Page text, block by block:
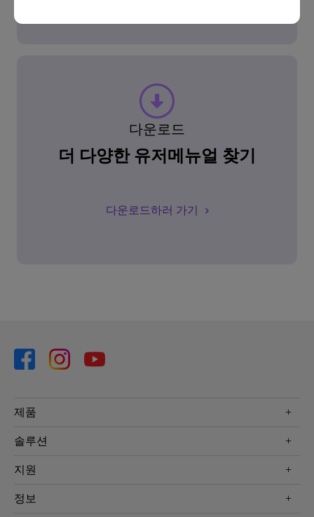
다운로드
더 다양한 유저메뉴얼 찾기
다운로드하러 가기
제품
프로젝터
조명
솔루션
Eye-Care 모니터
e스포츠
지원
문의
정보